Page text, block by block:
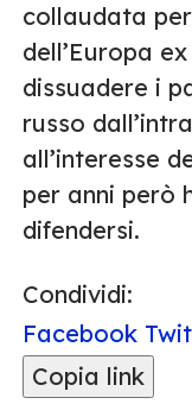
collaudata
dell’Europa
dissuadere i
russo
all’interesse
per anni però
difendersi.
Condividi:
Facebook
Copia link